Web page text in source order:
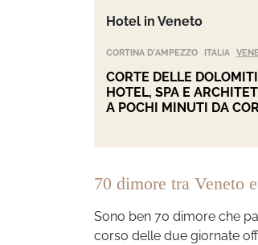
Hotel in Veneto
CORTINA D'AMPEZZO ITALIA
CORTE DELLE
HOTEL, SPA E
A POCHI MINUTI DA
70 dimore tra Veneto
Sono ben 70 dimore che
corso delle due giornate